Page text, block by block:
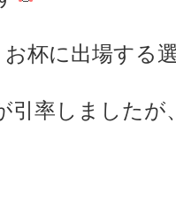
杯に出場する
引率しましたが